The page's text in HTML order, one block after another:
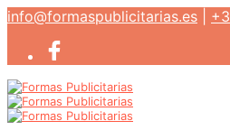
info@formaspublicitarias.es